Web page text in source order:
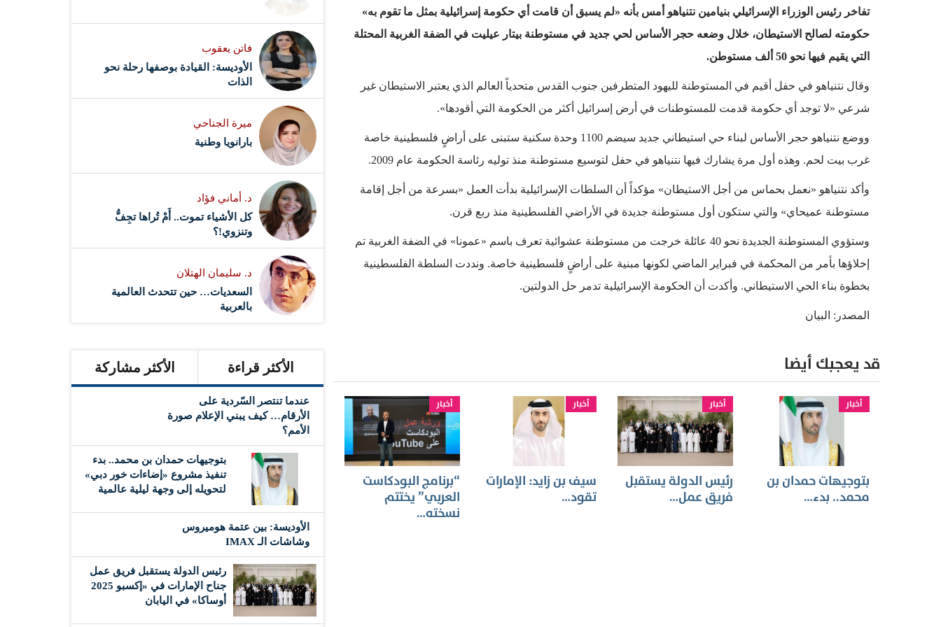
تفاخر رئيس الوزراء الإسرائيلي بنيامين نتنياهو أمس بأنه «لم يسبق أن قامت أي حكومة إسرائيلية بمثل ما تقوم به»
حكومته لصالح الاستيطان، خلال وضعه حجر الأساس لحي جديد في مستوطنة بيتار عيليت في الضفة الغربية المحتلة
التي يقيم فيها نحو 50 ألف مستوطن.
وقال نتنياهو في حفل أقيم في المستوطنة لليهود المتطرفين جنوب القدس متحدياً العالم الذي يعتبر الاستيطان غير
شرعي «لا توجد أي حكومة قدمت للمستوطنات في أرض إسرائيل أكثر من الحكومة التي أقودها».
ووضع نتنياهو حجر الأساس لبناء حي استيطاني جديد سيضم 1100 وحدة سكنية ستبنى على أراضٍ فلسطينية خاصة
غرب بيت لحم. وهذه أول مرة يشارك فيها نتنياهو في حفل لتوسيع مستوطنة منذ توليه رئاسة الحكومة عام 2009.
وأكد نتنياهو «نعمل بحماس من أجل الاستيطان» مؤكداً أن السلطات الإسرائيلية بدأت العمل «بسرعة من أجل إقامة
مستوطنة عميحاي» والتي ستكون أول مستوطنة جديدة في الأراضي الفلسطينية منذ ربع قرن.
وستؤوي المستوطنة الجديدة نحو 40 عائلة خرجت من مستوطنة عشوائية تعرف باسم «عمونا» في الضفة الغربية تم
إخلاؤها بأمر من المحكمة في فبراير الماضي لكونها مبنية على أراضٍ فلسطينية خاصة. ونددت السلطة الفلسطينية
بخطوة بناء الحي الاستيطاني. وأكدت أن الحكومة الإسرائيلية تدمر حل الدولتين.
المصدر: البيان
قد يعجبك أيضا
أخبار
بتوجيهات حمدان بن
محمد.. بدء…
أخبار
رئيس الدولة يستقبل
فريق عمل…
أخبار
سيف بن زايد: الإمارات
تقود…
أخبار
“برنامج البودكاست
العربي” يختتم
نسخته…
فاتن يعقوب
الأوديسة: القيادة بوصفها رحلة نحو
الذات
ميرة الجناحي
بارانويا وطنية
د. أماني فؤاد
كل الأشياء تموت.. أَمْ تُراها تجِفُّ
وتنزوي!؟
د. سليمان الهتلان
السعديات… حين تتحدث العالمية
بالعربية
الأكثر قراءة الأكثر مشاركة
عندما تنتصر السّردية على
الأرقام… كيف يبني الإعلام صورة
الأمم؟
بتوجيهات حمدان بن محمد.. بدء
تنفيذ مشروع «إضاءات خور دبي»
لتحويله إلى وجهة ليلية عالمية
الأوديسة: بين عتمة هوميروس
وشاشات الـ IMAX
رئيس الدولة يستقبل فريق عمل
جناح الإمارات في «إكسبو 2025
أوساكا» في اليابان